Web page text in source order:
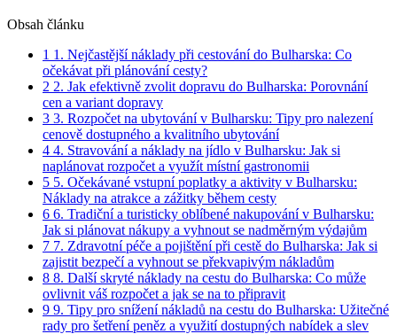
Obsah článku
1 1. Nejčastější náklady při cestování do Bulharska: Co
očekávat při plánování cesty?
2 2. Jak efektivně zvolit dopravu do Bulharska: Porovnání
cen a variant dopravy
3 3. Rozpočet na ubytování v Bulharsku: Tipy pro nalezení
cenově dostupného a kvalitního ubytování
4 4. Stravování a náklady na jídlo v Bulharsku: Jak si
naplánovat rozpočet a využít místní gastronomii
5 5. Očekávané vstupní poplatky a aktivity v Bulharsku:
Náklady na atrakce a zážitky během cesty
6 6. Tradiční a turisticky oblíbené nakupování v Bulharsku:
Jak si plánovat nákupy a vyhnout se nadměrným výdajům
7 7. Zdravotní péče a pojištění při cestě do Bulharska: Jak si
zajistit bezpečí a vyhnout se překvapivým nákladům
8 8. Další skryté náklady na cestu do Bulharska: Co může
ovlivnit váš rozpočet a jak se na to připravit
9 9. Tipy pro snížení nákladů na cestu do Bulharska: Užitečné
rady pro šetření peněz a využití dostupných nabídek a slev